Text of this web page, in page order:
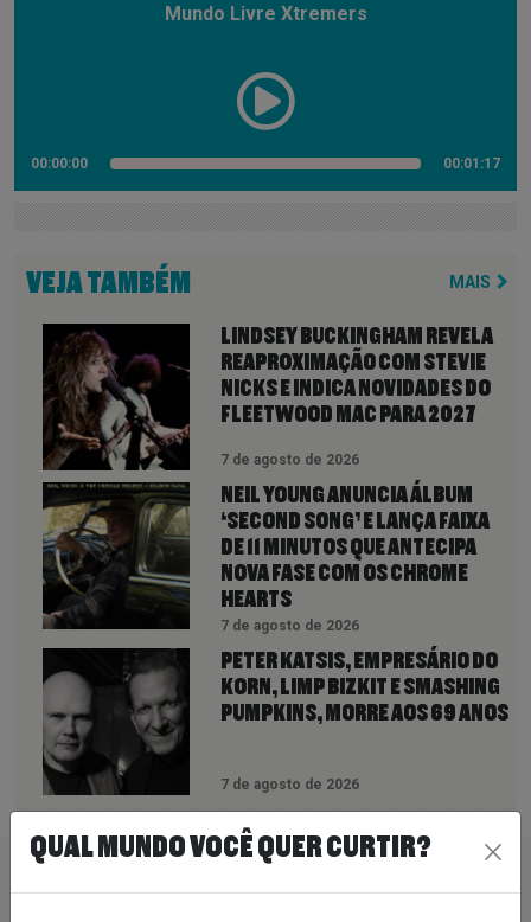
Mundo Livre Xtremers
00:00:00 00:01:17
VEJA TAMBÉM MAIS
LINDSEY BUCKINGHAM REVELA
REAPROXIMAÇÃO COM STEVIE
NICKS E INDICA NOVIDADES DO
FLEETWOOD MAC PARA 2027
7 de agosto de 2026
NEIL YOUNG ANUNCIA ÁLBUM
‘SECOND SONG’ E LANÇA FAIXA
DE 11 MINUTOS QUE ANTECIPA
NOVA FASE COM OS CHROME
HEARTS
7 de agosto de 2026
PETER KATSIS, EMPRESÁRIO DO
KORN, LIMP BIZKIT E SMASHING
PUMPKINS, MORRE AOS 69 ANOS
7 de agosto de 2026
PEÇA SUA MÚSICA
QUAL MUNDO VOCÊ QUER CURTIR?